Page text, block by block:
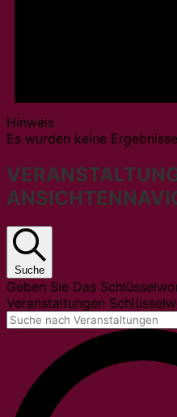
Hinweis
Es wurden keine
Suche
Geben Sie Das
Veranstaltungen